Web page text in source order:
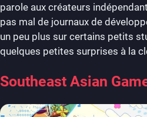
parole aux créateurs
pas mal de journaux de
un peu plus sur certains petits
quelques petites surprises à la
Southeast Asian